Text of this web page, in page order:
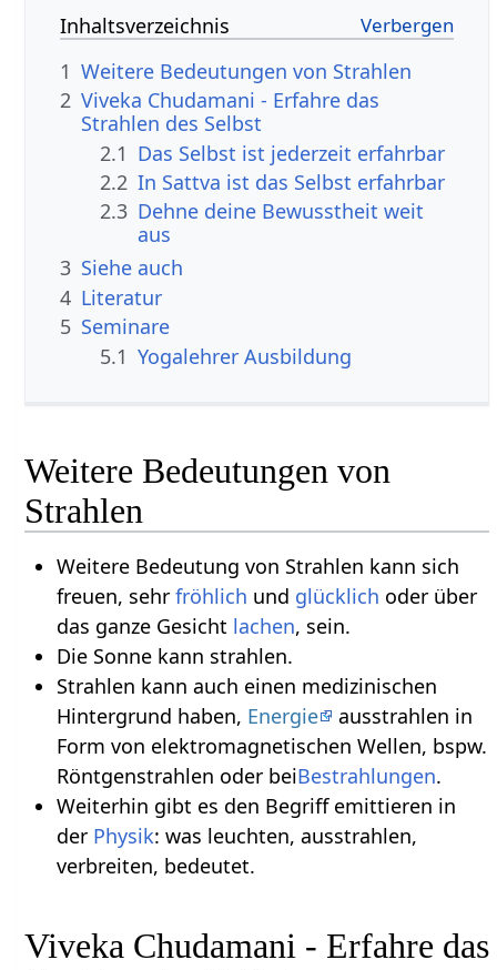
Inhaltsverzeichnis
1 Weitere Bedeutungen von Strahlen
2 Viveka Chudamani - Erfahre das
Strahlen des Selbst
2.1 Das Selbst ist jederzeit erfahrbar
2.2 In Sattva ist das Selbst erfahrbar
2.3 Dehne deine Bewusstheit weit
aus
3 Siehe auch
4 Literatur
5 Seminare
5.1 Yogalehrer Ausbildung
Weitere Bedeutungen von
Strahlen
Weitere Bedeutung von Strahlen kann sich
freuen, sehr fröhlich und glücklich oder über
das ganze Gesicht lachen, sein.
Die Sonne kann strahlen.
Strahlen kann auch einen medizinischen
Hintergrund haben, Energie
ausstrahlen in
Form von elektromagnetischen Wellen, bspw.
Röntgenstrahlen oder beiBestrahlungen.
Weiterhin gibt es den Begriff emittieren in
der Physik: was leuchten, ausstrahlen,
verbreiten, bedeutet.
Viveka Chudamani - Erfahre das